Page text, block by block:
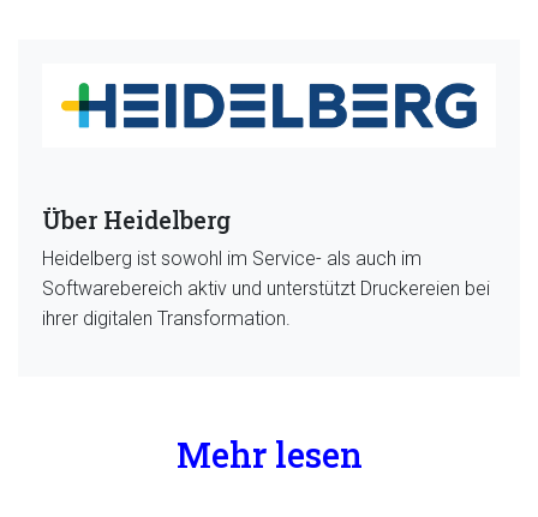
Über Heidelberg
Heidelberg ist sowohl im Service- als auch im
Softwarebereich aktiv und unterstützt Druckereien bei
ihrer digitalen Transformation.
Mehr lesen